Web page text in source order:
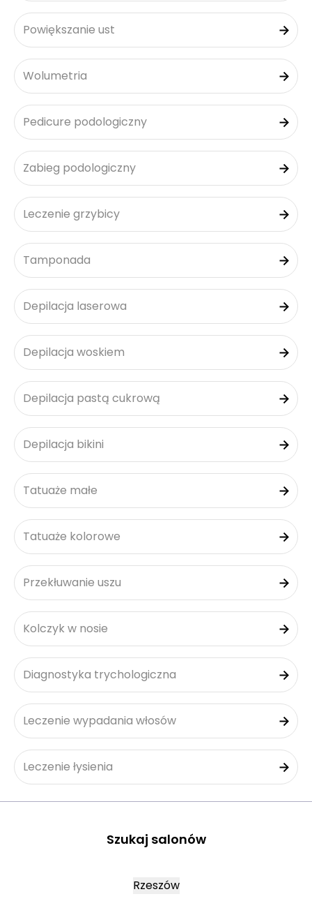
Powiększanie ust
Wolumetria
Pedicure podologiczny
Zabieg podologiczny
Leczenie grzybicy
Tamponada
Depilacja laserowa
Depilacja woskiem
Depilacja pastą cukrową
Depilacja bikini
Tatuaże małe
Tatuaże kolorowe
Przekłuwanie uszu
Kolczyk w nosie
Diagnostyka trychologiczna
Leczenie wypadania włosów
Leczenie łysienia
Szukaj salonów
Rzeszów